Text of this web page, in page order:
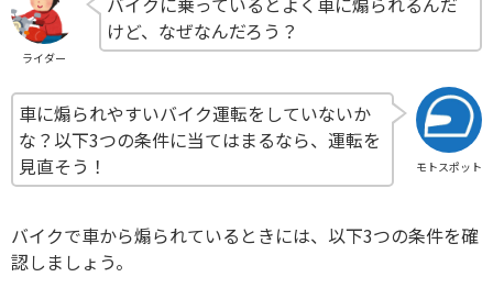
ライダー
けど、なぜなんだろう？
モトスポット
車に煽られやすいバイク運転をしていないか
な？以下3つの条件に当てはまるなら、運転を
見直そう！
バイクで車から煽られているときには、以下3つの条件を確
認しましょう。